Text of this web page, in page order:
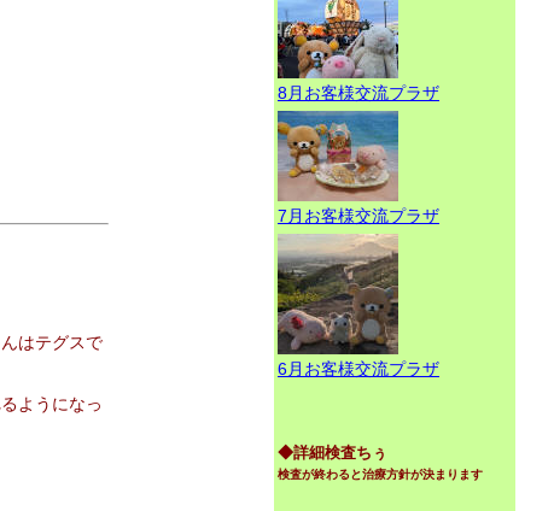
はテグスで
ようになっ
8月お客様交流プラザ
7月お客様交流プラザ
6月お客様交流プラザ
◆詳細検査ちぅ
検査が終わると治療方針が決まります